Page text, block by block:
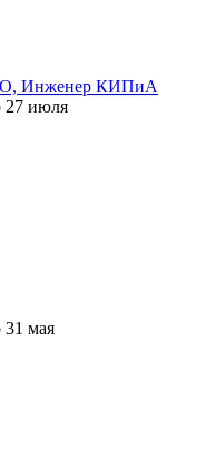
Инженер КИПиА
27 июля
31 мая